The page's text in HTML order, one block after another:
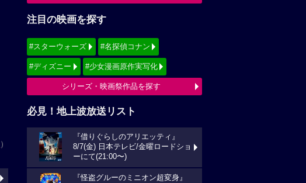
）
注目の映画を探す
#スターウォーズ #名探偵コナン
#ディズニー #少女漫画原作実写化
シリーズ・映画祭作品を探す
必見！地上波放送リスト
『借りぐらしのアリエッティ』
8/7(金) 日本テレビ/金曜ロードショ
ーにて(21:00〜)
『怪盗グルーのミニオン超変身』